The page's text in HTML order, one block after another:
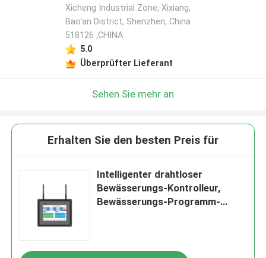
Xicheng Industrial Zone, Xixiang,
Bao'an District, Shenzhen, China
518126 ,CHINA
5.0
Überprüfter Lieferant
Sehen Sie mehr an
Erhalten Sie den besten Preis für
Intelligenter drahtloser
Bewässerungs-Kontrolleur,
Bewässerungs-Programm-